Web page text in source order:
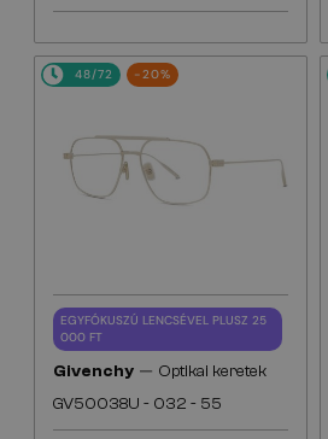
48/72 -20%
EGYFÓKUSZÚ LENCSÉVEL PLUSZ 25
000 FT
Givenchy — Optikai keretek
GV50038U - 032 - 55